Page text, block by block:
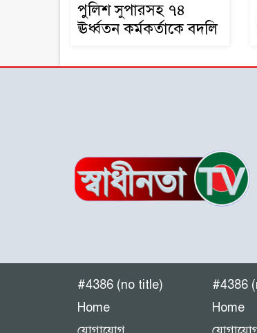
পুলিশ সুপারসহ ৭৪
ঊর্ধ্বতন কর্মকর্তাকে বদলি
#4386 (no title)
Home
#4386
Home